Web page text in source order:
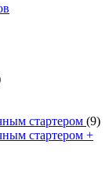
стартером (9)
стартером +